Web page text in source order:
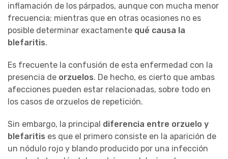
inflamación de los párpados, aunque con mucha menor
frecuencia; mientras que en otras ocasiones no es
posible determinar exactamente qué causa la
blefaritis.
Es frecuente la confusión de esta enfermedad con la
presencia de orzuelos. De hecho, es cierto que ambas
afecciones pueden estar relacionadas, sobre todo en
los casos de orzuelos de repetición.
Sin embargo, la principal diferencia entre orzuelo y
blefaritis es que el primero consiste en la aparición de
un nódulo rojo y blando producido por una infección